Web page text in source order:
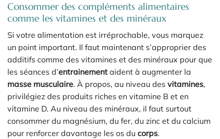
Consommer des compléments alimentaires
comme les vitamines et des minéraux
Si votre alimentation est irréprochable, vous marquez
un point important. Il faut maintenant s’approprier des
additifs comme des vitamines et des minéraux pour que
les séances d’entrainement aident à augmenter la
masse musculaire. À propos, au niveau des vitamines,
privilégiez des produits riches en vitamine B et en
vitamine D. Au niveau des minéraux, il faut surtout
consommer du magnésium, du fer, du zinc et du calcium
pour renforcer davantage les os du corps.